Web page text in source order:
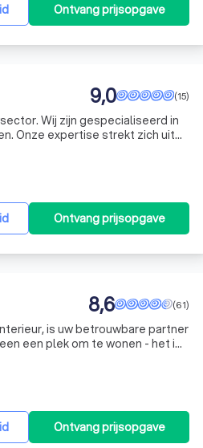
Ontvang prijsopgave
(15)
9,0
Wij zijn gespecialiseerd in
Onze expertise strekt zich uit
Ontvang prijsopgave
(61)
8,6
is uw betrouwbare partner
een plek om te wonen - het is
Ontvang prijsopgave